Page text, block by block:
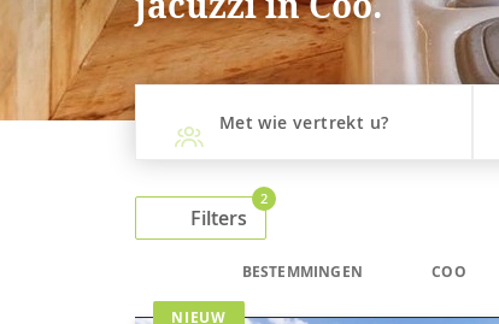
Met wie vertrekt u?
Filters
2
BESTEMMINGEN COO